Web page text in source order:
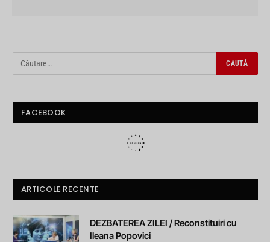
FACEBOOK
ARTICOLE RECENTE
DEZBATEREA ZILEI / Reconstituiri cu
Ileana Popovici